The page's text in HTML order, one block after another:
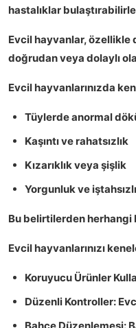
hastalıklar
Evcil hayvanlar, özellikle
doğrudan veya dolaylı
Evcil hayvanlarınızda
Tüylerde anormal
Kaşıntı ve rahatsızlık
Kızarıklık veya şişlik
Yorgunluk ve
Bu belirtilerden herhangi
Evcil hayvanlarınızı
Koruyucu Ürünler
Düzenli Kontroller:
Bahçe Düzenlemesi: